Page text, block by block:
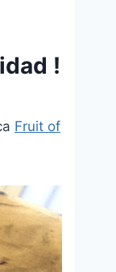
!
Fruit of